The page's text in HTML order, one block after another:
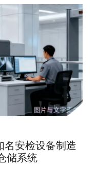
名安检设备制造
储系统